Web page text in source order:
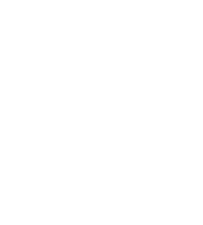
El próximo sábado 22
Fiesta de ‘Las
tradiciones más
plazas del pueblo se
generaciones,